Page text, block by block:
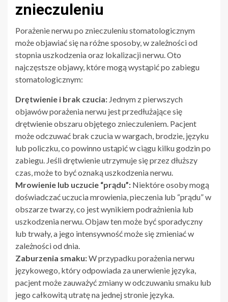
znieczuleniu
Porażenie nerwu po znieczuleniu stomatologicznym
może objawiać się na różne sposoby, w zależności od
stopnia uszkodzenia oraz lokalizacji nerwu. Oto
najczęstsze objawy, które mogą wystąpić po zabiegu
stomatologicznym:
Drętwienie i brak czucia: Jednym z pierwszych
objawów porażenia nerwu jest przedłużające się
drętwienie obszaru objętego znieczuleniem. Pacjent
może odczuwać brak czucia w wargach, brodzie, języku
lub policzku, co powinno ustąpić w ciągu kilku godzin po
zabiegu. Jeśli drętwienie utrzymuje się przez dłuższy
czas, może to być oznaką uszkodzenia nerwu.
Mrowienie lub uczucie “prądu”: Niektóre osoby mogą
doświadczać uczucia mrowienia, pieczenia lub “prądu” w
obszarze twarzy, co jest wynikiem podrażnienia lub
uszkodzenia nerwu. Objaw ten może być sporadyczny
lub trwały, a jego intensywność może się zmieniać w
zależności od dnia.
Zaburzenia smaku:W przypadku porażenia nerwu
językowego, który odpowiada za unerwienie języka,
pacjent może zauważyć zmiany w odczuwaniu smaku lub
jego całkowitą utratę na jednej stronie języka.